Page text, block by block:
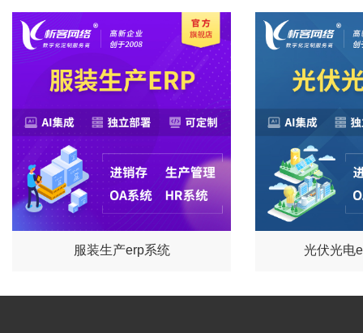
服装生产erp系统 光伏光电